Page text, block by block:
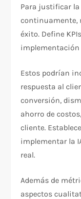
Para justificar
continuamente,
éxito. Define
implementación
Estos podrían
respuesta al
conversión,
ahorro de
cliente.
implementar la
real.
Además de
aspectos